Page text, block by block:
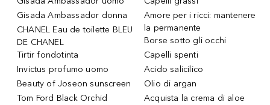
Gisada Ambassador donna
CHANEL Eau de toilette BLEU
DE CHANEL
Tirtir fondotinta
Invictus profumo uomo
Beauty of Joseon sunscreen
Tom Ford Black Orchid
Amore per i ricci: mantenere
la permanente
Borse sotto gli occhi
Capelli spenti
Acido salicilico
Olio di argan
Acquista la crema di aloe